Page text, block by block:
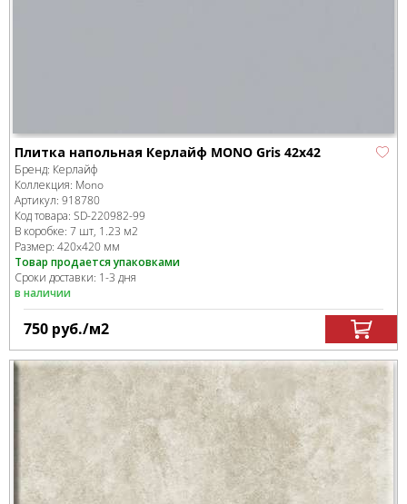
Плитка напольная Керлайф MONO Gris 42x42
Бренд: Керлайф
Коллекция: Mono
Артикул: 918780
Код товара: SD-220982-99
В коробке: 7 шт, 1.23 м2
Размер: 420x420 мм
Товар продается упаковками
Сроки доставки: 1-3 дня
в наличии
750 руб./м2